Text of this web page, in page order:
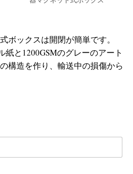
ボックスは開閉が簡単です。
紙と1200GSMのグレーのアート
構造を作り、輸送中の損傷から